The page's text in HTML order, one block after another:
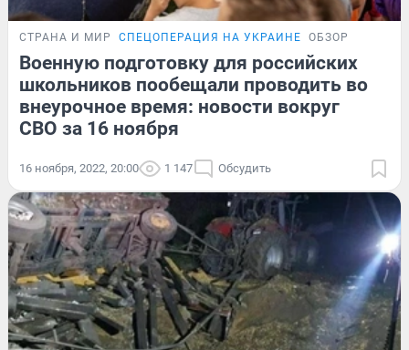
СТРАНА И МИР СПЕЦОПЕРАЦИЯ НА УКРАИНЕ ОБЗОР
Военную подготовку для российских
школьников пообещали проводить во
внеурочное время: новости вокруг
СВО за 16 ноября
16 ноября, 2022, 20:00 1 147 Обсудить